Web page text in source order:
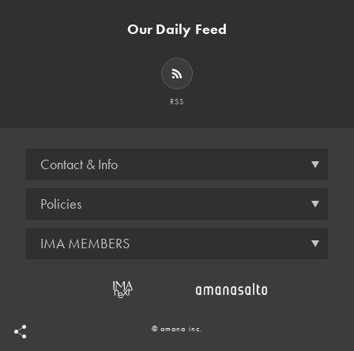
Our Daily Feed
RSS
Contact & Info
Policies
IMA MEMBERS
© amana inc.